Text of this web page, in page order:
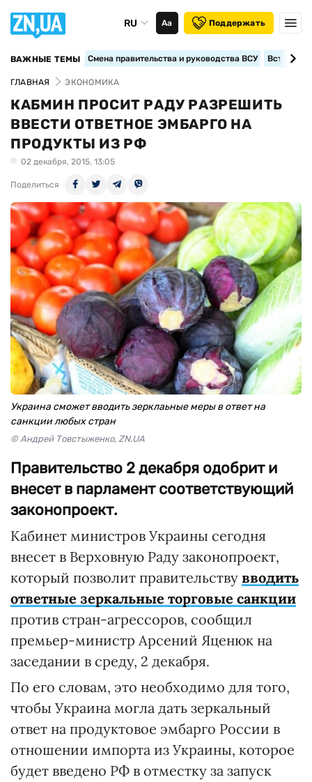
RU Аа Поддержать
ВАЖНЫЕ ТЕМЫ Смена правительства и руководства ВСУ
ГЛАВНАЯ ЭКОНОМИКА
КАБМИН ПРОСИТ РАДУ РАЗРЕШИТЬ
ВВЕСТИ ОТВЕТНОЕ ЭМБАРГО НА
ПРОДУКТЫ ИЗ РФ
02 декабря, 2015, 13:05
Поделиться
Украина сможет вводить зерклаьные меры в ответ на
санкции любых стран
© Андрей Товстыженко, ZN.UA
Правительство 2 декабря одобрит и
внесет в парламент соответствующий
законопроект.
Кабинет министров Украины сегодня
внесет в Верховную Раду законопроект,
который позволит правительству вводить
ответные зеркальные торговые санкции
против стран-агрессоров, сообщил
премьер-министр Арсений Яценюк на
заседании в среду, 2 декабря.
По его словам, это необходимо для того,
чтобы Украина могла дать зеркальный
ответ на продуктовое эмбарго России в
отношении импорта из Украины, которое
будет введено РФ в отместку за запуск